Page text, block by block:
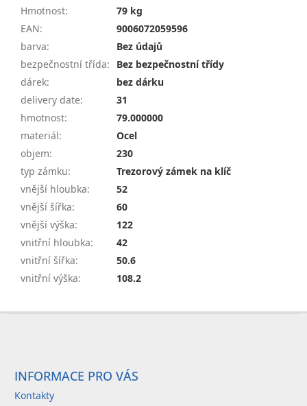
Hmotnost:
79 kg
EAN:
9006072059596
barva:
Bez údajů
bezpečnostní třída:
Bez bezpečnostní třídy
dárek:
bez dárku
delivery date:
31
hmotnost:
79.000000
materiál:
Ocel
objem:
230
typ zámku:
Trezorový zámek na klíč
vnější hloubka:
52
vnější šířka:
60
vnější výška:
122
vnitřní hloubka:
42
vnitřní šířka:
50.6
vnitřní výška: 108.2
INFORMACE PRO VÁS
Kontakty